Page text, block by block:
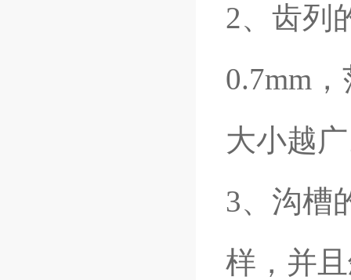
2、齿列
0.7mm
大小越
3、沟槽
样，并